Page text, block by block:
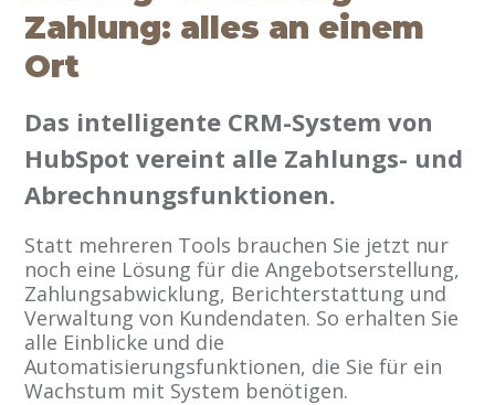
Zahlung: alles an einem
Ort
Das intelligente CRM-System von
HubSpot vereint alle Zahlungs- und
Abrechnungsfunktionen.
Statt mehreren Tools brauchen Sie jetzt nur
noch eine Lösung für die Angebotserstellung,
Zahlungsabwicklung, Berichterstattung und
Verwaltung von Kundendaten. So erhalten Sie
alle Einblicke und die
Automatisierungsfunktionen, die Sie für ein
Wachstum mit System benötigen.